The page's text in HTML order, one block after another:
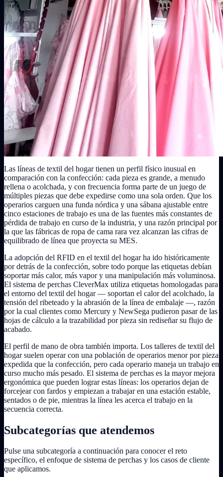
Las líneas de textil del hogar tienen un perfil físico inusual en
comparación con la confección: cada pieza es grande, a menudo
rellena o acolchada, y con frecuencia forma parte de un juego de
múltiples piezas que debe expedirse como una sola orden. Que los
operarios carguen una funda nórdica y una sábana ajustable entre
cinco estaciones de trabajo es una de las fuentes más constantes de
pérdida de trabajo en curso de la industria, y una razón principal por
la que las fábricas de ropa de cama rara vez alcanzan las cifras de
equilibrado de línea que proyecta su MES.
La adopción del RFID en el textil del hogar ha ido históricamente
por detrás de la confección, sobre todo porque las etiquetas debían
soportar más calor, más vapor y una manipulación más voluminosa.
El sistema de perchas CleverMax utiliza etiquetas homologadas para
el entorno del textil del hogar — soportan el calor del acolchado, la
tensión del ribeteado y la abrasión de la línea de embalaje —, razón
por la cual clientes como Mercury y NewSega pudieron pasar de las
hojas de cálculo a la trazabilidad por pieza sin rediseñar su flujo de
acabado.
El perfil de mano de obra también importa. Los talleres de textil del
hogar suelen operar con una población de operarios menor por pieza
expedida que la confección, pero cada operario maneja un trabajo en
curso mucho más pesado. El sistema de perchas es la mayor mejora
ergonómica que pueden lograr estas líneas: los operarios dejan de
forcejear con fardos y empiezan a trabajar en una estación estable,
sentados o de pie, mientras la línea les acerca el trabajo en la
secuencia correcta.
Subcategorías que atendemos
Pulse una subcategoría a continuación para conocer el reto
específico, el enfoque de sistema de perchas y los casos de cliente
que aplicamos.